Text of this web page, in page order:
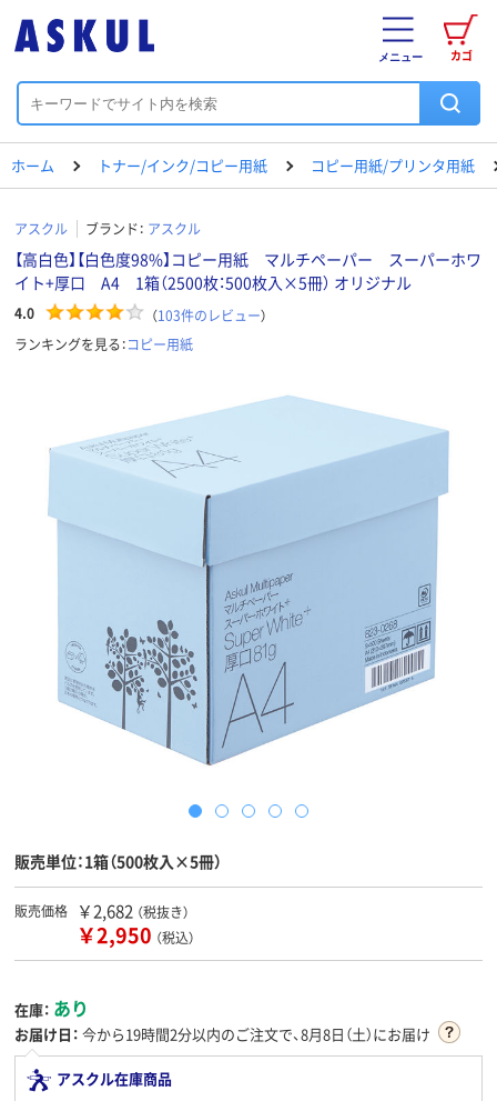
カゴ
メニュー
ホーム トナー/インク/コピー用紙 コピー用紙/プリンタ用紙
アスクル ブランド： アスクル
【高白色】【白色度98%】コピー用紙 マルチペーパー スーパーホワ
イト+厚口 A4 1箱（2500枚：500枚入×5冊） オリジナル
4.0 （103件のレビュー）
ランキングを見る：コピー用紙
販売単位：1箱（500枚入×5冊）
販売価格 ￥2,682 （税抜き）
￥2,950 （税込）
在庫： あり
お届け日： 今から19時間2分以内のご注文で、8月8日（土）にお届け
アスクル在庫商品